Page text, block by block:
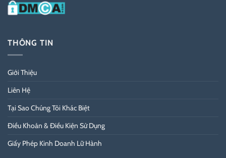
THÔNG TIN
Giới Thiệu
Liên Hệ
Tại Sao Chúng Tôi Khác Biệt
Điều Khoản & Điều Kiện Sử Dụng
Giấy Phép Kinh Doanh Lữ Hành